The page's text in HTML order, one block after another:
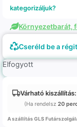
kategorizáljuk?
Környezetbarát,
Cseréld be a
Elfogyott
Várható kiszállítás:
(Ha rendelsz 20
A szállítás GLS